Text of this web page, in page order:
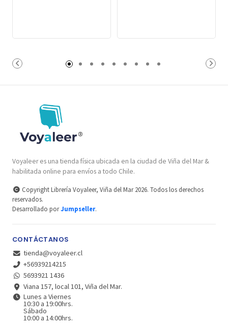
Voyaleer es una tienda física ubicada en la ciudad de Viña del Mar &
habilitada online para envíos a todo Chile.
Copyright Librería Voyaleer, Viña del Mar 2026. Todos los derechos
reservados.
Desarrollado porJumpseller.
CONTÁCTANOS
tienda@voyaleer.cl
+56939214215
5693921 1436
Viana 157, local 101, Viña del Mar.
Lunes a Viernes
10:30 a 19:00hrs.
Sábado
10:00 a 14:00hrs.